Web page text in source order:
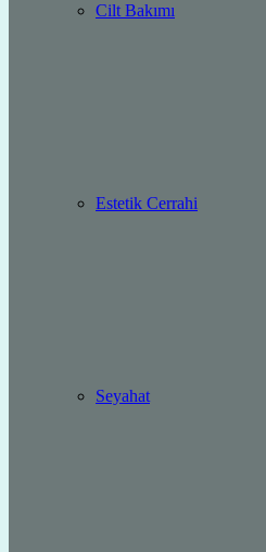
Cilt Bakımı
Estetik Cerrahi
Seyahat